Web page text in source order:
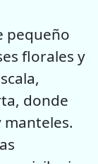
pequeño
florales y
donde